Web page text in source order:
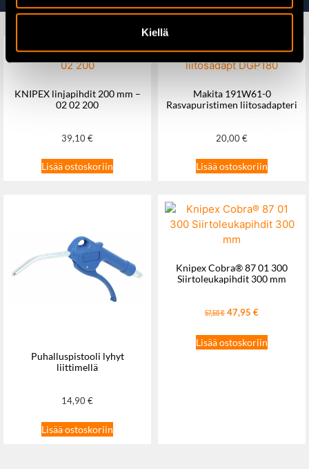
Kiellä
KNIPEX linjapihdit 200 mm –
02 02 200
39,10€
Lisää ostoskoriin
Makita 191W61-0
Rasvapuristimen liitosadapteri
20,00€
Lisää ostoskoriin
Puhalluspistooli lyhyt
liittimellä
14,90€
Lisää ostoskoriin
Knipex Cobra® 87 01 300
Siirtoleukapihdit 300 mm
57,50€47,95 €
Lisää ostoskoriin